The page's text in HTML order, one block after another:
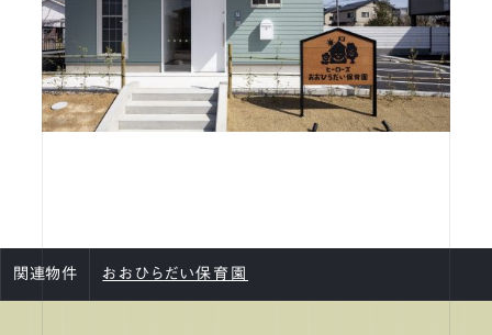
関連物件 おおひらだい保育園